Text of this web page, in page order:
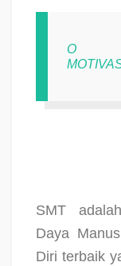
O
SMT
Daya
Diri terbaik